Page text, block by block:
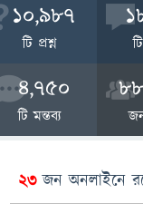
10,987
টি প্রশ্ন
4,750
টি মন্তব্য
23জন অনলাইনে